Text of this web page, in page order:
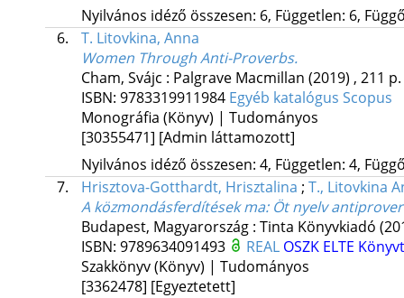
Nyilvános idéző összesen: 6, Független: 6,
6.
T. Litovkina, Anna
Women Through Anti-Proverbs.
Cham, Svájc : Palgrave Macmillan (2019) , 211 p.
ISBN: 9783319911984 Egyéb katalógus Scopus
Monográfia (Könyv) | Tudományos
[30355471] [Admin láttamozott]
Nyilvános idéző összesen: 4, Független: 4,
7.
Hrisztova-Gotthardt, Hrisztalina ; T., Litovkina
A közmondásferdítések ma: Öt nyelv
Budapest, Magyarország : Tinta Könyvkiadó
ISBN: 9789634091493 REAL OSZK ELTE
Szakkönyv (Könyv) | Tudományos
[3362478] [Egyeztetett]